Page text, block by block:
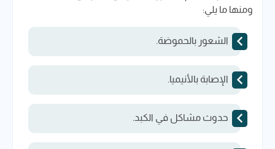
ومنها ما يلي:
الشعور بالحموضة.
الإصابة بالأنيميا.
حدوث مشاكل في الكبد.